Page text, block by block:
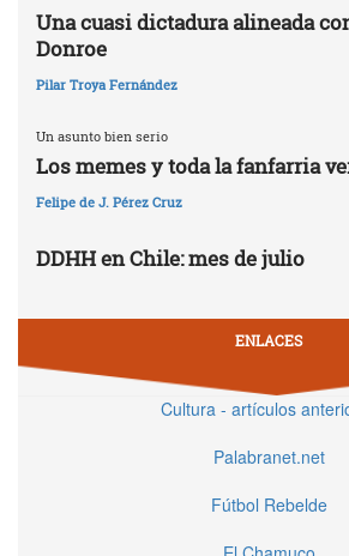
Una cuasi dictadura alineada
Donroe
Pilar Troya Fernández
Un asunto bien serio
Los memes y toda la fanfarria
Felipe de J. Pérez Cruz
DDHH en Chile: mes de julio
ENLACES
Cultura - artículos
Palabranet.net
Fútbol Rebelde